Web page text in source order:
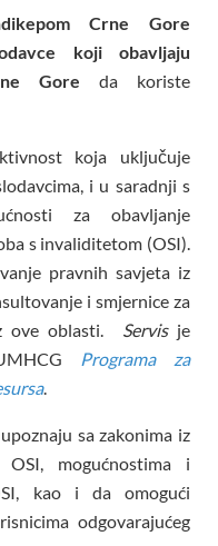
Crne Gore
koji obavljaju
Gore da koriste
koja uključuje
i u saradnji s
za obavljanje
s invaliditetom (OSI).
pravnih savjeta iz
i smjernice za
ove oblasti. Servisje
Programa za
.
sa zakonima iz
mogućnostima i
kao i da omogući
odgovarajućeg